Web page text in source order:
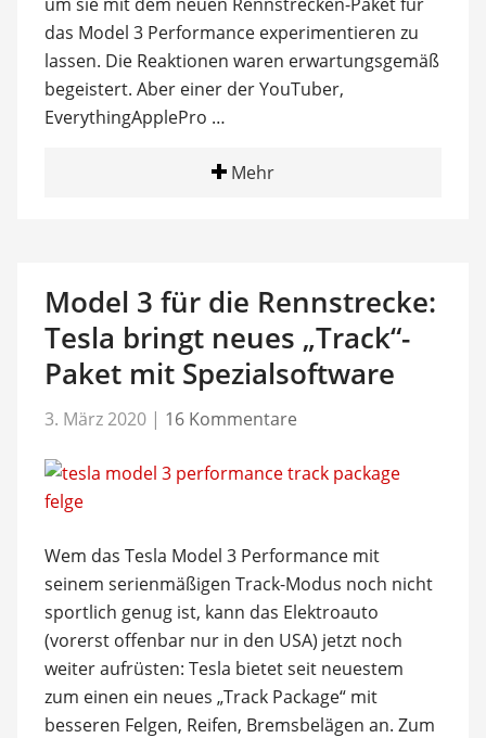
das Model 3 Performance experimentieren zu
lassen. Die Reaktionen waren erwartungsgemäß
begeistert. Aber einer der YouTuber,
EverythingApplePro …
Mehr
Model 3 für die Rennstrecke:
Tesla bringt neues „Track“-
Paket mit Spezialsoftware
3. März 2020 | 16 Kommentare
Wem das Tesla Model 3 Performance mit
seinem serienmäßigen Track-Modus noch nicht
sportlich genug ist, kann das Elektroauto
(vorerst offenbar nur in den USA) jetzt noch
weiter aufrüsten: Tesla bietet seit neuestem
zum einen ein neues „Track Package“ mit
besseren Felgen, Reifen, Bremsbelägen an. Zum